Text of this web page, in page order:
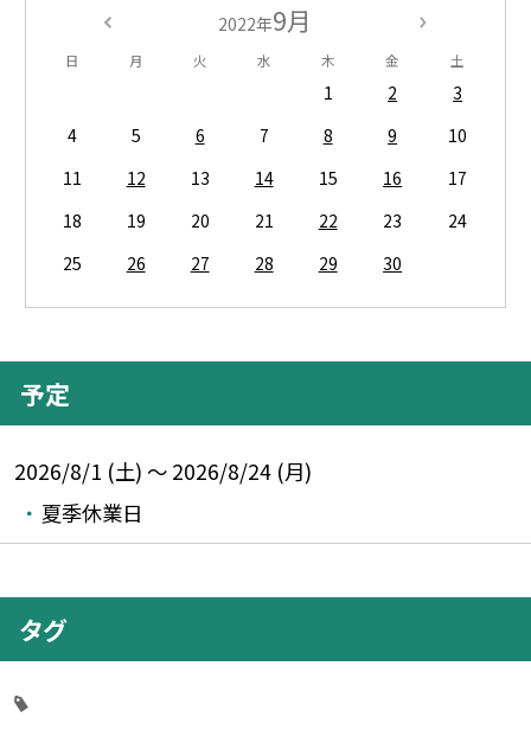
2022年9月
日 月 火 水 木 金 土
1 2
3
4
5 6 7 8 9
10
11
12 13 14 15 16
17
18
19 20 21 22 23
24
25
26 27 28 29 30
予定
2026/8/1 (土) ～ 2026/8/24 (月)
夏季休業日
タグ